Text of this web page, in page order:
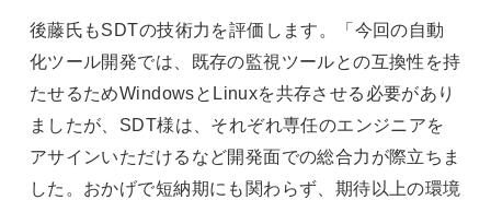
後藤氏もSDTの技術力を評価します。「今回の自動
化ツール開発では、既存の監視ツールとの互換性を持
たせるためWindowsとLinuxを共存させる必要があり
ましたが、SDT様は、それぞれ専任のエンジニアを
アサインいただけるなど開発面での総合力が際立ちま
した。おかげで短納期にも関わらず、期待以上の環境